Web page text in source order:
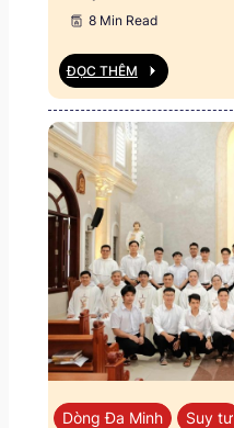
8 Min Read
ĐỌC THÊM
Dòng Đa Minh Suy tư